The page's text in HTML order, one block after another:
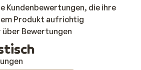
Kundenbewertungen, die ihre
Produkt aufrichtig
über Bewertungen